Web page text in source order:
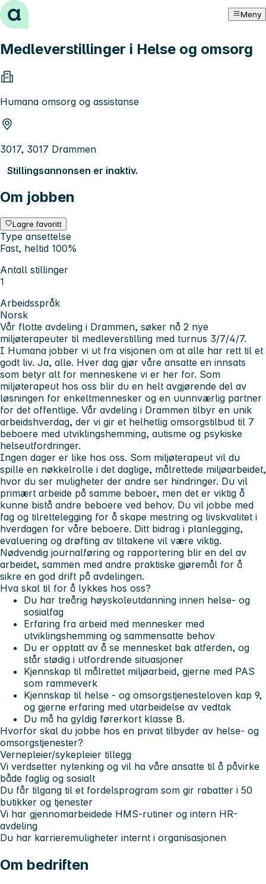
Hopp til innhold Meny
Medleverstillinger i Helse og omsorg
Humana omsorg og assistanse
3017, 3017 Drammen
Stillingsannonsen er inaktiv.
Om jobben
Lagre favoritt
Type ansettelse
Fast, heltid 100%
Antall stillinger
1
Arbeidsspråk
Norsk
Vår flotte avdeling i Drammen, søker nå 2 nye
miljøterapeuter til medleverstilling med turnus 3/7/4/7.
I Humana jobber vi ut fra visjonen om at alle har rett til et
godt liv. Ja, alle. Hver dag gjør våre ansatte en innsats
som betyr alt for menneskene vi er her for. Som
miljøterapeut hos oss blir du en helt avgjørende del av
løsningen for enkeltmennesker og en uunnværlig partner
for det offentlige. Vår avdeling i Drammen tilbyr en unik
arbeidshverdag, der vi gir et helhetlig omsorgstilbud til 7
beboere med utviklingshemming, autisme og psykiske
helseutfordringer.
Ingen dager er like hos oss. Som miljøterapeut vil du
spille en nøkkelrolle i det daglige, målrettede miljøarbeidet,
hvor du ser muligheter der andre ser hindringer. Du vil
primært arbeide på samme beboer, men det er viktig å
kunne bistå andre beboere ved behov. Du vil jobbe med
fag og tilrettelegging for å skape mestring og livskvalitet i
hverdagen for våre beboere. Ditt bidrag i planlegging,
evaluering og drøfting av tiltakene vil være viktig.
Nødvendig journalføring og rapportering blir en del av
arbeidet, sammen med andre praktiske gjøremål for å
sikre en god drift på avdelingen.
Hva skal til for å lykkes hos oss?
Du har treårig høyskoleutdanning innen helse- og
sosialfag
Erfaring fra arbeid med mennesker med
utviklingshemming og sammensatte behov
Du er opptatt av å se mennesket bak atferden, og
står stødig i utfordrende situasjoner
Kjennskap til målrettet miljøarbeid, gjerne med PAS
som rammeverk
Kjennskap til helse - og omsorgstjenesteloven kap 9,
og gjerne erfaring med utarbeidelse av vedtak
Du må ha gyldig førerkort klasse B.
Hvorfor skal du jobbe hos en privat tilbyder av helse- og
omsorgstjenester?
Vernepleier/sykepleier tillegg
Vi verdsetter nytenking og vil ha våre ansatte til å påvirke
både faglig og sosialt
Du får tilgang til et fordelsprogram som gir rabatter i 50
butikker og tjenester
Vi har gjennomarbeidede HMS-rutiner og intern HR-
avdeling
Du har karrieremuligheter internt i organisasjonen
Om bedriften